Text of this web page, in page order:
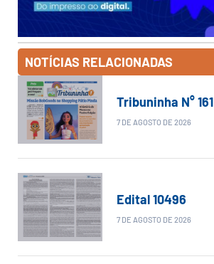
NOTÍCIAS RELACIONADAS
Tribuninha N° 161
7 DE AGOSTO DE 2026
Edital 10496
7 DE AGOSTO DE 2026